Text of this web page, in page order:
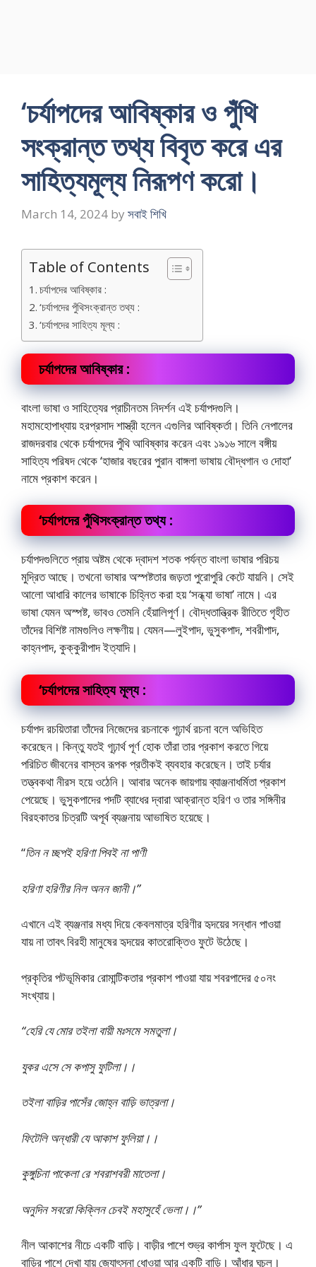
‘চর্যাপদের আবিষ্কার ও পুঁথি
সংক্রান্ত তথ্য বিবৃত করে এর
সাহিত্যমূল্য নিরূপণ করো।
March 14, 2024 by সবাই শিখি
Table of Contents
চর্যাপদের আবিষ্কার :
‘চর্যাপদের পুঁথিসংক্রান্ত তথ্য :
‘চর্যাপদের সাহিত্য মূল্য :
চর্যাপদের আবিষ্কার:
বাংলা ভাষা ও সাহিত্যের প্রাচীনতম নিদর্শন এই চর্যাপদগুলি।
মহামহোপাধ্যায় হরপ্রসাদ শাস্ত্রী হলেন এগুলির আবিষ্কর্তা। তিনি নেপালের
রাজদরবার থেকে চর্যাপদের পুঁথি আবিষ্কার করেন এবং ১৯১৬ সালে বঙ্গীয়
সাহিত্য পরিষদ থেকে ‘হাজার বছরের পুরান বাঙ্গলা ভাষায় বৌদ্ধগান ও দোহা’
নামে প্রকাশ করেন।
‘চর্যাপদেরপুঁথিসংক্রান্ত তথ্য :
চর্যাপদগুলিতে প্রায় অষ্টম থেকে দ্বাদশ শতক পর্যন্ত বাংলা ভাষার পরিচয়
মুদ্রিত আছে। তখনো ভাষার অস্পষ্টতার জড়তা পুরোপুরি কেটে যায়নি। সেই
আলো আধারি কালের ভাষাকে চিহ্নিত করা হয় ‘সন্ধ্যা ভাষা’ নামে। এর
ভাষা যেমন অস্পষ্ট, ভাবও তেমনি হেঁয়ালিপূর্ণ। বৌদ্ধতান্ত্রিক রীতিতে গৃহীত
তাঁদের বিশিষ্ট নামগুলিও লক্ষণীয়। যেমন—লুইপাদ, ভুসুকপাদ, শবরীপাদ,
কাহ্নপাদ, কুক্কুরীপাদ ইত্যাদি।
‘চর্যাপদেরসাহিত্য মূল্য :
চর্যাপদ রচয়িতারা তাঁদের নিজেদের রচনাকে গূঢ়ার্থ রচনা বলে অভিহিত
করেছেন। কিন্তু যতই গূঢ়ার্থ পূর্ণ হোক তাঁরা তার প্রকাশ করতে গিয়ে
পরিচিত জীবনের বাস্তব রূপক প্রতীকই ব্যবহার করেছেন। তাই চর্যার
তত্ত্বকথা নীরস হয়ে ওঠেনি। আবার অনেক জায়গায় ব্যাঞ্জনাধর্মিতা প্রকাশ
পেয়েছে। ভুসুকপাদের পদটি ব্যাধের দ্বারা আক্রান্ত হরিণ ও তার সঙ্গিনীর
বিরহকাতর চিত্রটি অপূর্ব ব্যঞ্জনায় আভাষিত হয়েছে।
“তিন ন চ্ছপই হরিণা পিবই না পাণী
হরিণা হরিণীর নিল অনন জানী।”
এখানে এই ব্যঞ্জনার মধ্য দিয়ে কেবলমাত্র হরিণীর হৃদয়ের সন্ধান পাওয়া
যায় না তাবৎ বিরহী মানুষের হৃদয়ের কাতরোক্তিও ফুটে উঠেছে।
প্রকৃতির পটভূমিকার রোমান্টিকতার প্রকাশ পাওয়া যায় শবরপাদের ৫০নং
সংখ্যায়।
“হেরি যে মোর তইলা বায়ী মঃসমে সমতুলা।
যুকর এসে সে কপাসু ফুটিলা।।
তইলা বাড়ির পাসেঁর জোহ্ন বাড়ি ভাত্রলা।
ফিটেলি অন্ধারী যে আকাশ ফুলিয়া।।
কুঙ্গুচিনা পাকেলা রে শবরাশবরী মাতেলা।
অনুদিন সবরো কিক্লিন চেবই মহাসুহেঁ ভেলা।।”
নীল আকাশের নীচে একটি বাড়ি। বাড়ীর পাশে শুভ্র কার্পাস ফুল ফুটেছে। এ
বাড়ির পাশে দেখা যায় জ্যোৎস্না ধোওয়া আর একটি বাড়ি। আঁধার ঘুচল।